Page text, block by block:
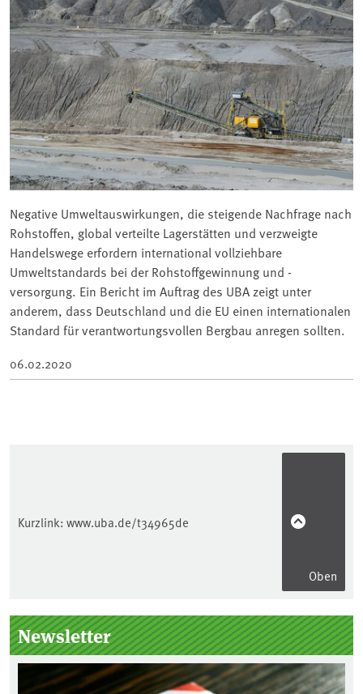
Negative Umweltauswirkungen, die steigende Nachfrage nach
Rohstoffen, global verteilte Lagerstätten und verzweigte
Handelswege erfordern international vollziehbare
Umweltstandards bei der Rohstoffgewinnung und -
versorgung. Ein Bericht im Auftrag des UBA zeigt unter
anderem, dass Deutschland und die EU einen internationalen
Standard für verantwortungsvollen Bergbau anregen sollten.
06.02.2020
Kurzlink: www.uba.de/t34965de
Oben
Seitenleiste
Newsletter